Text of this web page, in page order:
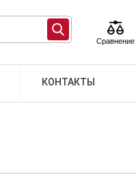
КОНТАКТЫ
Сравнение